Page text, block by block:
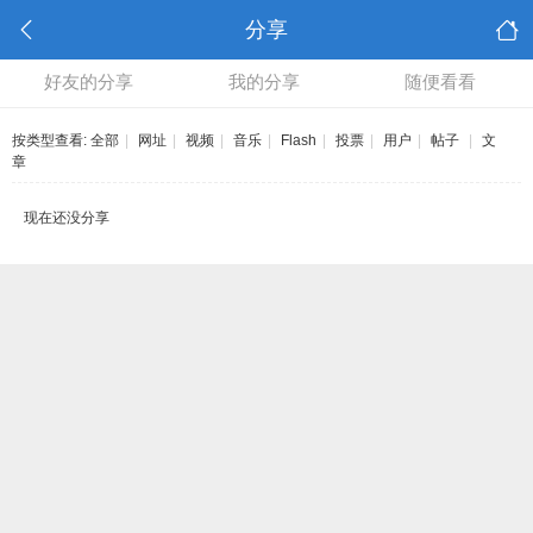
分享
好友的分享 我的分享 随便看看
按类型查看: 全部 网址 视频 音乐 Flash 投票 用户 帖子
文
章
现在还没分享